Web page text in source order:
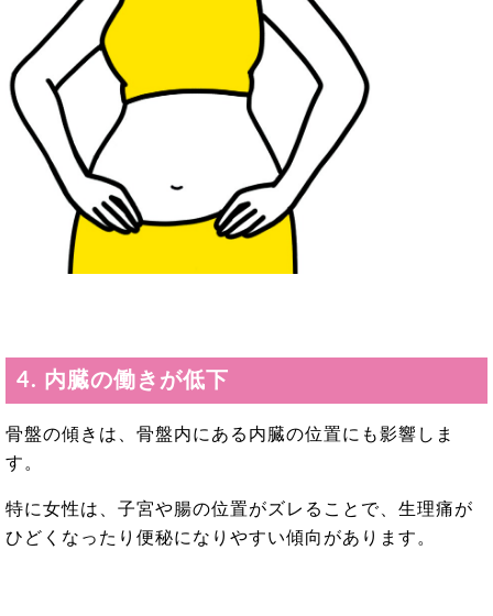
4. 内臓の働きが低下
骨盤の傾きは、骨盤内にある内臓の位置にも影響しま
す。
特に女性は、子宮や腸の位置がズレることで、生理痛が
ひどくなったり便秘になりやすい傾向があります。